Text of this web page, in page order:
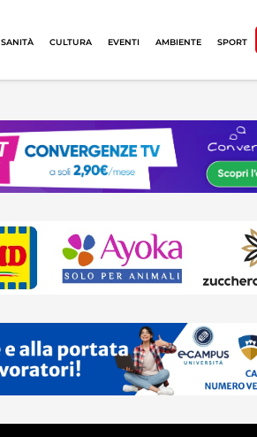
SANITÀ CULTURA EVENTI AMBIENTE SPORT